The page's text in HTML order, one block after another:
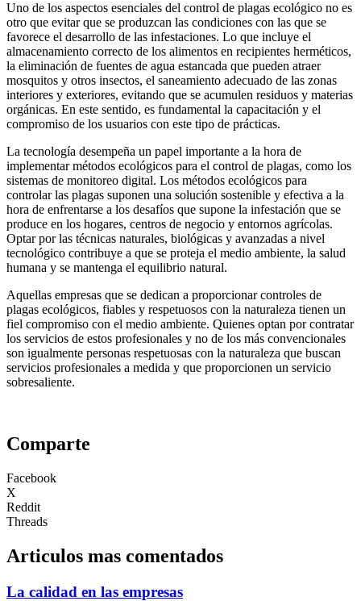
Uno de los aspectos esenciales del control de plagas ecológico no es
otro que evitar que se produzcan las condiciones con las que se
favorece el desarrollo de las infestaciones. Lo que incluye el
almacenamiento correcto de los alimentos en recipientes herméticos,
la eliminación de fuentes de agua estancada que pueden atraer
mosquitos y otros insectos, el saneamiento adecuado de las zonas
interiores y exteriores, evitando que se acumulen residuos y materias
orgánicas. En este sentido, es fundamental la capacitación y el
compromiso de los usuarios con este tipo de prácticas.
La tecnología desempeña un papel importante a la hora de
implementar métodos ecológicos para el control de plagas, como los
sistemas de monitoreo digital. Los métodos ecológicos para
controlar las plagas suponen una solución sostenible y efectiva a la
hora de enfrentarse a los desafíos que supone la infestación que se
produce en los hogares, centros de negocio y entornos agrícolas.
Optar por las técnicas naturales, biológicas y avanzadas a nivel
tecnológico contribuye a que se proteja el medio ambiente, la salud
humana y se mantenga el equilibrio natural.
Aquellas empresas que se dedican a proporcionar controles de
plagas ecológicos, fiables y respetuosos con la naturaleza tienen un
fiel compromiso con el medio ambiente. Quienes optan por contratar
los servicios de estos profesionales y no de los más convencionales
son igualmente personas respetuosas con la naturaleza que buscan
servicios profesionales a medida y que proporcionen un servicio
sobresaliente.
Comparte
Facebook
X
Reddit
Threads
Articulos mas comentados
La calidad en las empresas